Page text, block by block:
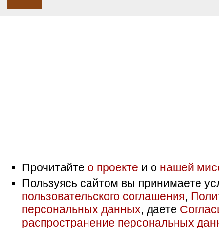
Прочитайте о проекте и о нашей
Пользуясь сайтом вы принимаете
пользовательского соглашения,
персональных данных, даете
распространение персональных